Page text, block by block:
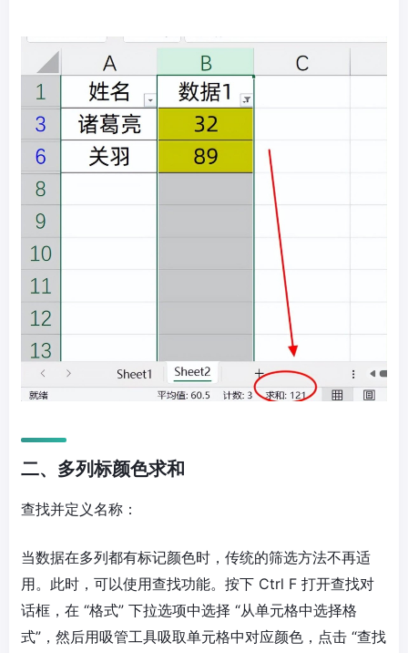
二、多列标颜色求和
查找并定义名称：
当数据在多列都有标记颜色时，传统的筛选方法不再适
用。此时，可以使用查找功能。按下 Ctrl F 打开查找对
话框，在 “格式” 下拉选项中选择 “从单元格中选择格
式”，然后用吸管工具吸取单元格中对应颜色，点击 “查找